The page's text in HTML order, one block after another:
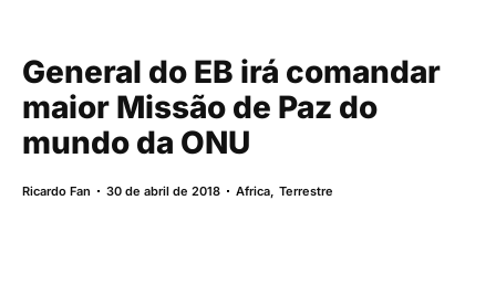
General do EB irá comandar
maior Missão de Paz do
mundo da ONU
Ricardo Fan 30 de abril de 2018 Africa,Terrestre